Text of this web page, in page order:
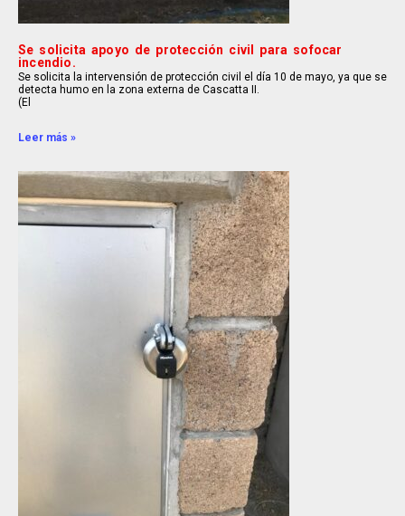
Se solicita apoyo de protección civil para sofocar
incendio.
Se solicita la intervensión de protección civil el día 10 de mayo, ya que se
detecta humo en la zona externa de Cascatta II.
(El
Leer más »